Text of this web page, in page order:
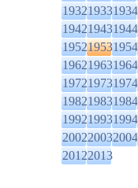
193219331934
194219431944
195219531954
196219631964
197219731974
198219831984
199219931994
200220032004
20122013